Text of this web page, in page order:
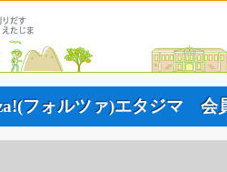
フォルツァ)エタジマ 会